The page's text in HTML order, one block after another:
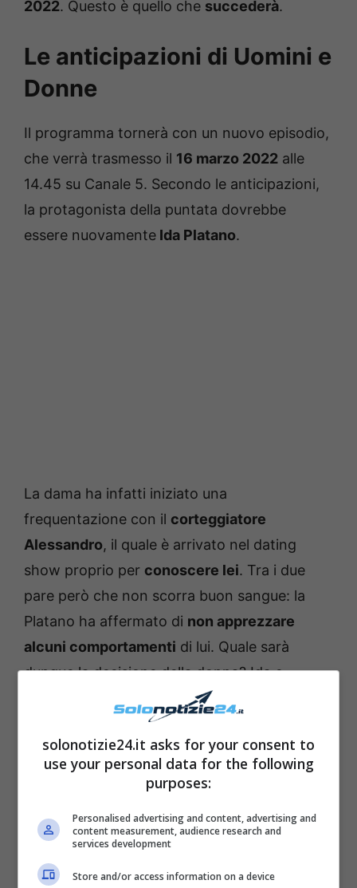
2022. Questo è quello che succederà.
Le anticipazioni di Uomini e
Donne
Il programma tornerà con un nuovo episodio,
che verrà trasmesso il 16 marzo 2022 alle
14.45 su Canale 5. Secondo le anticipazioni,
la protagonista della puntata dovrebbe
essere nuovamente Ida Platano.
La dama ha infatti iniziato una
frequentazione con il corteggiatore
Alessandro, il quale è arrivato nel dating
show proprio per conoscere lei. Tra i due
pare però che non scorra buon sangue: la
Platano ha affermato di non apprezzare
alcuni comportamenti di lui. Quale sarà
dunque la decisione della donna? Ida e
Alessandro dovrebbero tornare al centro
raccontare come stia
andandoil loro legame: avrebbero infatti
posticipato il weekend a Palermo , e ci
solonotizie24.it asks for your consent to
use your personal data for the following
purposes:
Personalised advertising and content, advertising and
content measurement, audience research and
services development
Store and/or access information on a device